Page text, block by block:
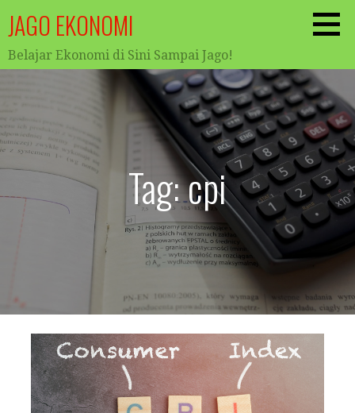
content
JAGO EKONOMI
Belajar Ekonomi di Sini Sampai Jago!
Tag: cpi